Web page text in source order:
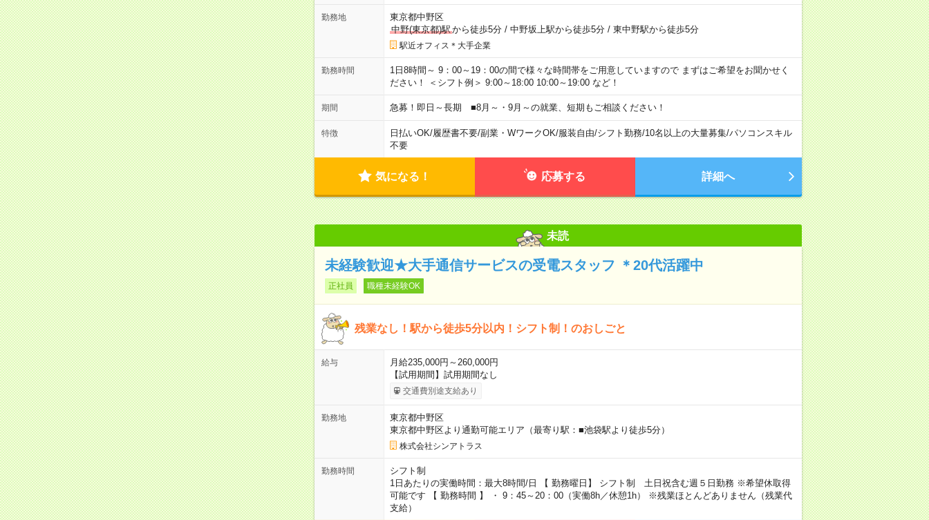
勤務地
東京都中野区
中野(東京都)駅から徒歩5分/ 中野坂上駅から徒歩5分/ 東中野駅から徒歩5分
駅近オフィス＊大手企業
勤務時間
1日8時間～ 9：00～19：00の間で様々な時間帯をご用意していますので まずはご希望をお聞かせく
ださい！ ＜シフト例＞ 9:00～18:00 10:00～19:00 など！
期間 急募！即日～長期 ■8月～・9月～の就業、短期もご相談ください！
特徴 日払いOK/履歴書不要/副業・WワークOK/服装自由/シフト勤務/10名以上の大量募集/パソコンスキル
不要
気になる！ 応募する 詳細へ
未読
未経験歓迎★大手通信サービスの受電スタッフ ＊20代活躍中
正社員 職種未経験OK
残業なし！駅から徒歩5分以内！シフト制！のおしごと
給与
月給235,000円～260,000円
【試用期間】試用期間なし
交通費別途支給あり
勤務地
東京都中野区
東京都中野区より通勤可能エリア（最寄り駅：■池袋駅より徒歩5分）
株式会社シンアトラス
勤務時間
シフト制
1日あたりの実働時間：最大8時間/日 【 勤務曜日】 シフト制 土日祝含む週５日勤務 ※希望休取得
可能です 【 勤務時間 】 ・ 9：45～20：00（実働8h／休憩1h） ※残業ほとんどありません（残業代
支給）